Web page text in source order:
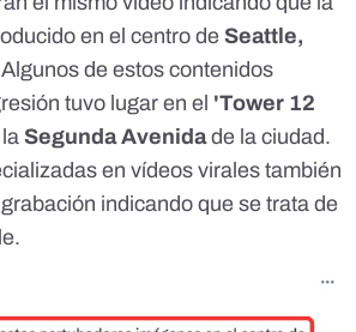
en el centro de Seattle,
de estos contenidos
tuvo lugar en el 'Tower 12
Segunda Avenidade la ciudad.
en vídeos virales también
indicando que se trata de